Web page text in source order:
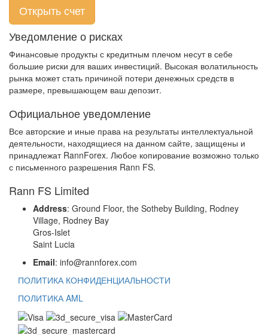
Открыть счет
Уведомление о рисках
Финансовые продукты с кредитным плечом несут в себе
большие риски для ваших инвестиций. Высокая волатильность
рынка может стать причиной потери денежных средств в
размере, превышающем ваш депозит.
Официальное уведомление
Все авторские и иные права на результаты интеллектуальной
деятельности, находящиеся на данном сайте, защищены и
принадлежат RannForex. Любое копирование возможно только
с письменного разрешения Rann FS.
Rann FS Limited
Address: Ground Floor, the Sotheby Building, Rodney
Village, Rodney Bay
Gros-Islet
Saint Lucia
Email: info@rannforex.com
ПОЛИТИКА КОНФИДЕНЦИАЛЬНОСТИ
ПОЛИТИКА AML